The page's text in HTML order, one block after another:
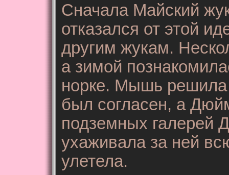
Сначала Майский
отказался от этой
другим жукам.
а зимой
норке. Мышь решила
был согласен, а
подземных галерей
ухаживала за ней
улетела.